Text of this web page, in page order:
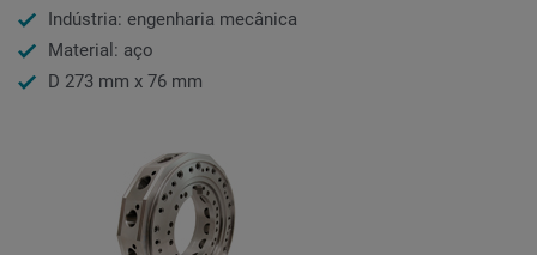
Indústria: engenharia mecânica
Material: aço
D 273 mm x 76 mm